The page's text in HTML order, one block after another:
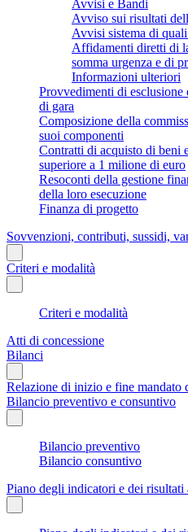
Avvisi e Bandi
Avviso sui risultati
Avvisi sistema di
Affidamenti diretti di
somma urgenza e di
Informazioni ulteriori
Provvedimenti di esclusione
di gara
Composizione della
suoi componenti
Contratti di acquisto di beni
superiore a 1 milione di euro
Resoconti della gestione
della loro esecuzione
Finanza di progetto
Sovvenzioni, contributi, sussidi,
Criteri e modalità
Criteri e modalità
Atti di concessione
Bilanci
Relazione di inizio e fine mandato
Bilancio preventivo e consuntivo
Bilancio preventivo
Bilancio consuntivo
Piano degli indicatori e dei risultati